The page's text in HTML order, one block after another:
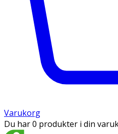
Varukorg
Du har 0 produkter i din